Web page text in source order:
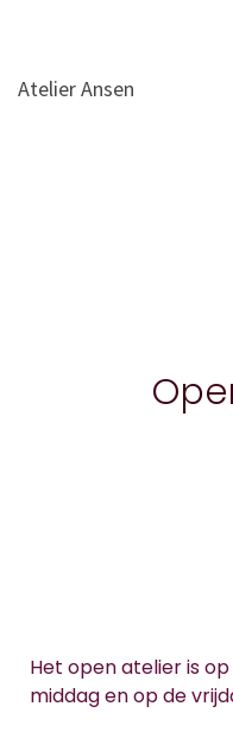
Atelier Ansen
Het open atelier is
middag en op de